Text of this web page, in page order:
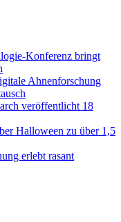
Konferenz bringt
Ahnenforschung
veröffentlicht 18
Halloween zu über 1,5
erlebt rasant